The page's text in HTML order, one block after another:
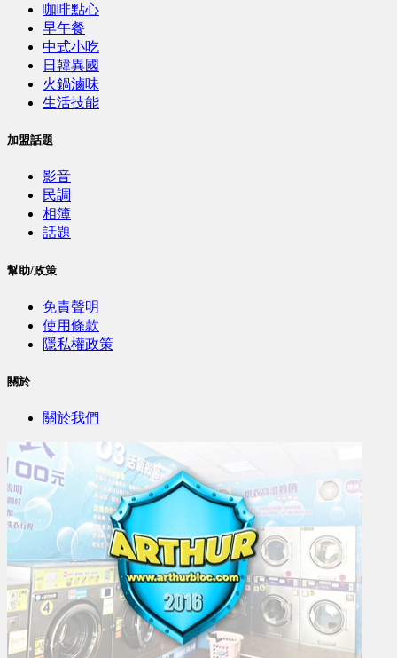
咖啡點心
早午餐
中式小吃
日韓異國
火鍋滷味
生活技能
加盟話題
影音
民調
相簿
話題
幫助/政策
免責聲明
使用條款
隱私權政策
關於
關於我們